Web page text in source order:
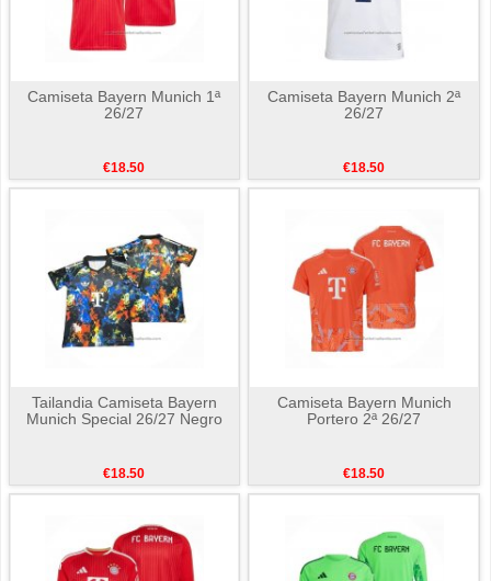
Camiseta Bayern Munich 1ª
26/27
€18.50
Camiseta Bayern Munich 2ª
26/27
€18.50
Tailandia Camiseta Bayern
Munich Special 26/27 Negro
€18.50
Camiseta Bayern Munich
Portero 2ª 26/27
€18.50